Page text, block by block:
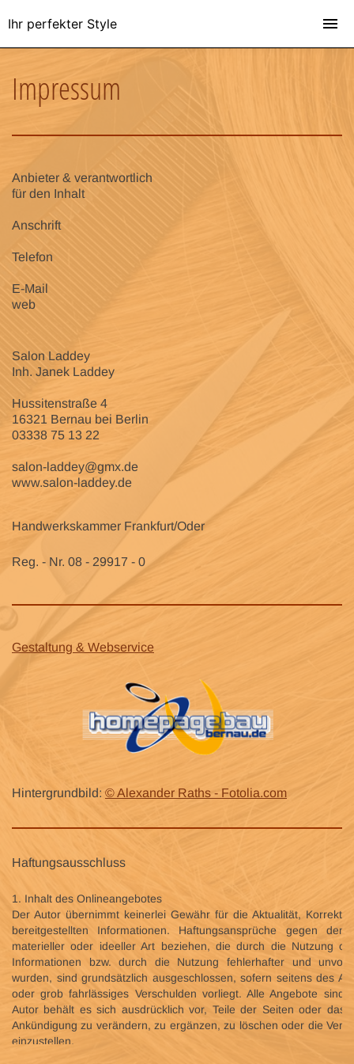
Impressum
Anbieter & verantwortlich
für den Inhalt
Anschrift
Telefon
E-Mail
web
Salon Laddey
Inh. Janek Laddey
Hussitenstraße 4
16321 Bernau bei Berlin
03338 75 13 22
salon-laddey@gmx.de
www.salon-laddey.de
Handwerkskammer Frankfurt/Oder
Reg. - Nr. 08 - 29917 - 0
Gestaltung & Webservice
Hintergrundbild: © Alexander Raths - Fotolia.com
Haftungsausschluss
1. Inhalt des Onlineangebotes
Der Autor übernimmt keinerlei Gewähr für die Aktualität,
bereitgestellten Informationen. Haftungsansprüche gegen
materieller oder ideeller Art beziehen, die durch die Nutzung
Informationen bzw. durch die Nutzung fehlerhafter und
wurden, sind grundsätzlich ausgeschlossen, sofern seitens des
oder grob fahrlässiges Verschulden vorliegt. Alle Angebote sind
Autor behält es sich ausdrücklich vor, Teile der Seiten oder das
Ankündigung zu verändern, zu ergänzen, zu löschen oder die
einzustellen.
Ihr perfekter Style